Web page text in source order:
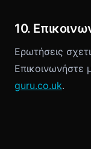
10.
Ερωτήσεις
Επικοινωνήστε
guru.co.uk.